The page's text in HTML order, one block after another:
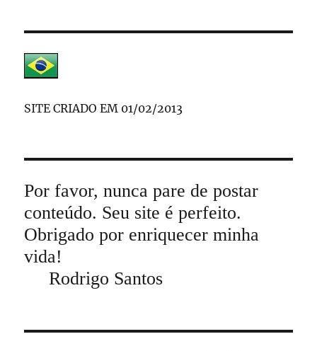
SITE CRIADO EM 01/02/2013
Por favor, nunca pare de postar
conteúdo. Seu site é perfeito.
Obrigado por enriquecer minha
vida!
Rodrigo Santos